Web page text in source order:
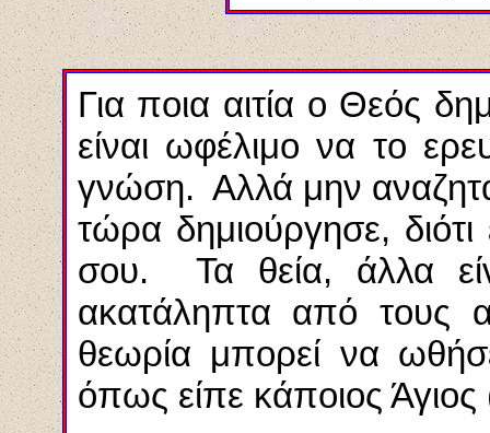
Για ποια αιτία ο Θεός
είναι ωφέλιμο να το
γνώση. Αλλά μην
τώρα δημιούργησε,
σου. Τα θεία, άλλα
ακατάληπτα από τους
θεωρία μπορεί να
όπως είπε κάποιος